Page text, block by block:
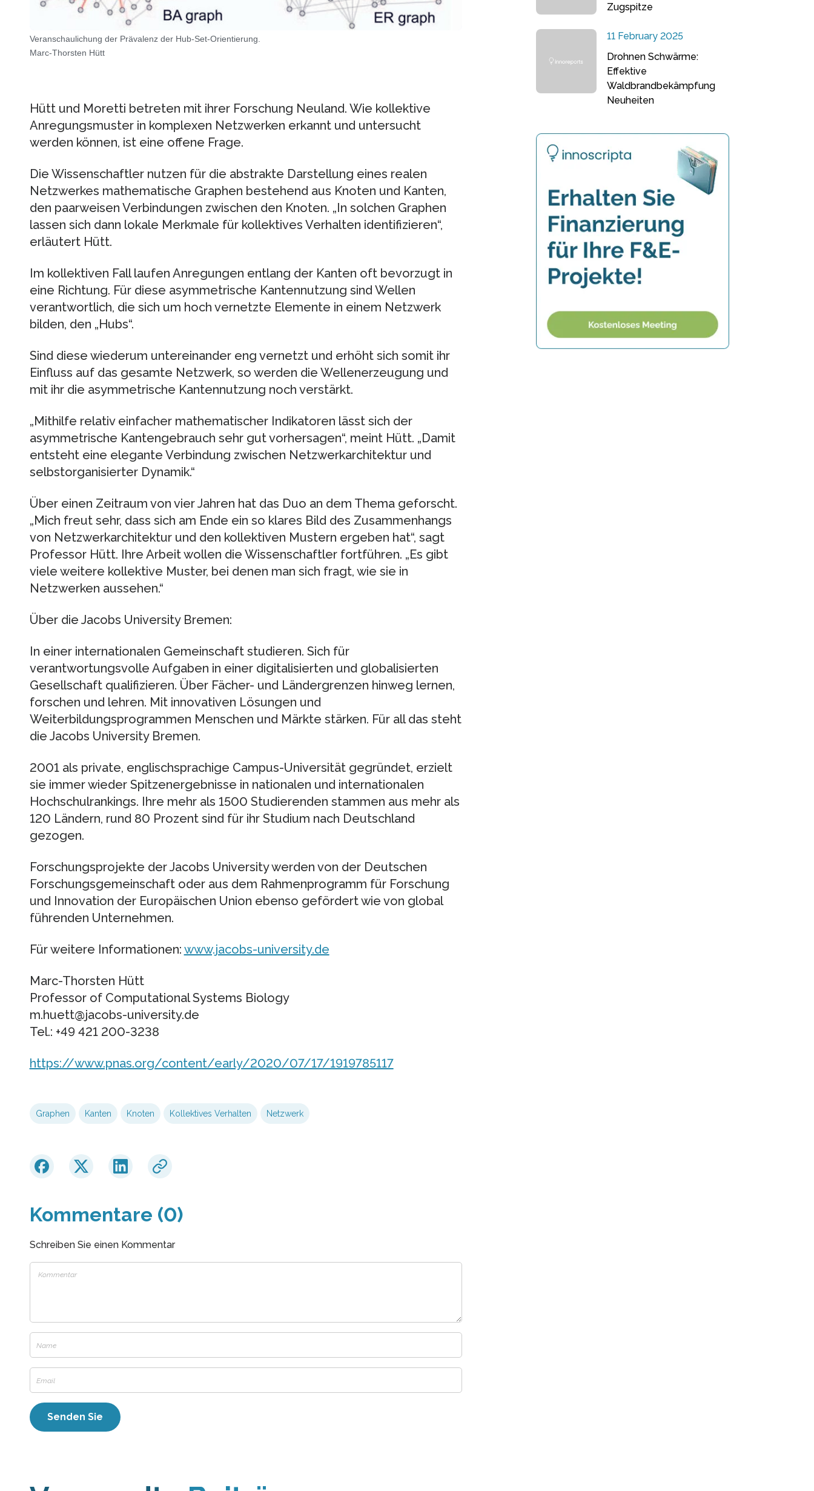
Veranschaulichung der Prävalenz der Hub-Set-Orientierung.
Marc-Thorsten Hütt
Hütt und Moretti betreten mit ihrer Forschung Neuland. Wie kollektive
Anregungsmuster in komplexen Netzwerken erkannt und untersucht
werden können, ist eine offene Frage.
Die Wissenschaftler nutzen für die abstrakte Darstellung eines realen
Netzwerkes mathematische Graphen bestehend aus Knoten und Kanten,
den paarweisen Verbindungen zwischen den Knoten. „In solchen Graphen
lassen sich dann lokale Merkmale für kollektives Verhalten identifizieren“,
erläutert Hütt.
Im kollektiven Fall laufen Anregungen entlang der Kanten oft bevorzugt in
eine Richtung. Für diese asymmetrische Kantennutzung sind Wellen
verantwortlich, die sich um hoch vernetzte Elemente in einem Netzwerk
bilden, den „Hubs“.
Sind diese wiederum untereinander eng vernetzt und erhöht sich somit ihr
Einfluss auf das gesamte Netzwerk, so werden die Wellenerzeugung und
mit ihr die asymmetrische Kantennutzung noch verstärkt.
„Mithilfe relativ einfacher mathematischer Indikatoren lässt sich der
asymmetrische Kantengebrauch sehr gut vorhersagen“, meint Hütt. „Damit
entsteht eine elegante Verbindung zwischen Netzwerkarchitektur und
selbstorganisierter Dynamik.“
Über einen Zeitraum von vier Jahren hat das Duo an dem Thema geforscht.
„Mich freut sehr, dass sich am Ende ein so klares Bild des Zusammenhangs
von Netzwerkarchitektur und den kollektiven Mustern ergeben hat“, sagt
Professor Hütt. Ihre Arbeit wollen die Wissenschaftler fortführen. „Es gibt
viele weitere kollektive Muster, bei denen man sich fragt, wie sie in
Netzwerken aussehen.“
Über die Jacobs University Bremen:
In einer internationalen Gemeinschaft studieren. Sich für
verantwortungsvolle Aufgaben in einer digitalisierten und globalisierten
Gesellschaft qualifizieren. Über Fächer- und Ländergrenzen hinweg lernen,
forschen und lehren. Mit innovativen Lösungen und
Weiterbildungsprogrammen Menschen und Märkte stärken. Für all das steht
die Jacobs University Bremen.
2001 als private, englischsprachige Campus-Universität gegründet, erzielt
sie immer wieder Spitzenergebnisse in nationalen und internationalen
Hochschulrankings. Ihre mehr als 1500 Studierenden stammen aus mehr als
120 Ländern, rund 80 Prozent sind für ihr Studium nach Deutschland
gezogen.
Forschungsprojekte der Jacobs University werden von der Deutschen
Forschungsgemeinschaft oder aus dem Rahmenprogramm für Forschung
und Innovation der Europäischen Union ebenso gefördert wie von global
führenden Unternehmen.
Für weitere Informationen: www.jacobs-university.de
Marc-Thorsten Hütt
Professor of Computational Systems Biology
m.huett@jacobs-university.de
Tel.: +49 421 200-3238
https://www.pnas.org/content/early/2020/07/17/1919785117
Graphen Kanten Knoten Kollektives Verhalten Netzwerk
Kommentare (0)
Schreiben Sie einen Kommentar
Zugspitze
11 February 2025
Drohnen Schwärme:
Effektive
Waldbrandbekämpfung
Neuheiten